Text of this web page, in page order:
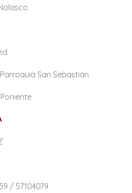
San Sebastián
/ 57104079